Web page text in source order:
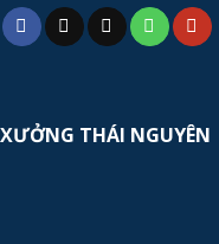
XƯỞNG THÁI NGUYÊN